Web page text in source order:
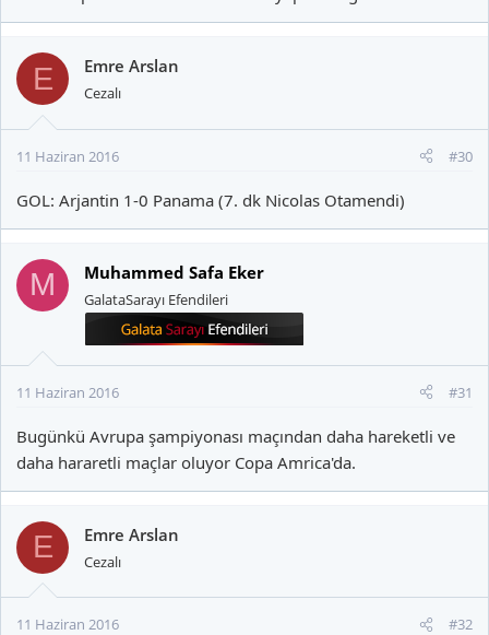
E Emre Arslan
Cezalı
11 Haziran 2016 #30
GOL: Arjantin 1-0 Panama (7. dk Nicolas Otamendi)
M Muhammed Safa Eker
GalataSarayı Efendileri
11 Haziran 2016 #31
Bugünkü Avrupa şampiyonası maçından daha hareketli ve
daha hararetli maçlar oluyor Copa Amrica'da.
E Emre Arslan
Cezalı
11 Haziran 2016 #32